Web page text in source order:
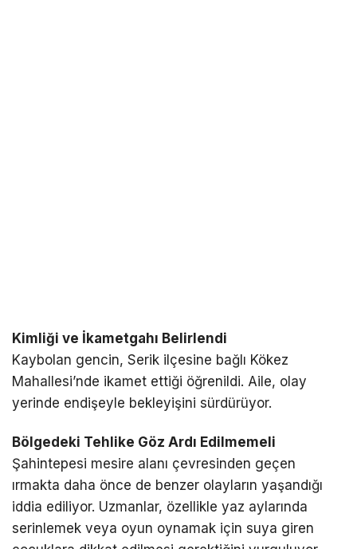
Kimliği ve İkametgahı Belirlendi
Kaybolan gencin, Serik ilçesine bağlı Kökez
Mahallesi’nde ikamet ettiği öğrenildi. Aile, olay
yerinde endişeyle bekleyişini sürdürüyor.
Bölgedeki Tehlike Göz Ardı Edilmemeli
Şahintepesi mesire alanı çevresinden geçen
ırmakta daha önce de benzer olayların yaşandığı
iddia ediliyor. Uzmanlar, özellikle yaz aylarında
serinlemek veya oyun oynamak için suya giren